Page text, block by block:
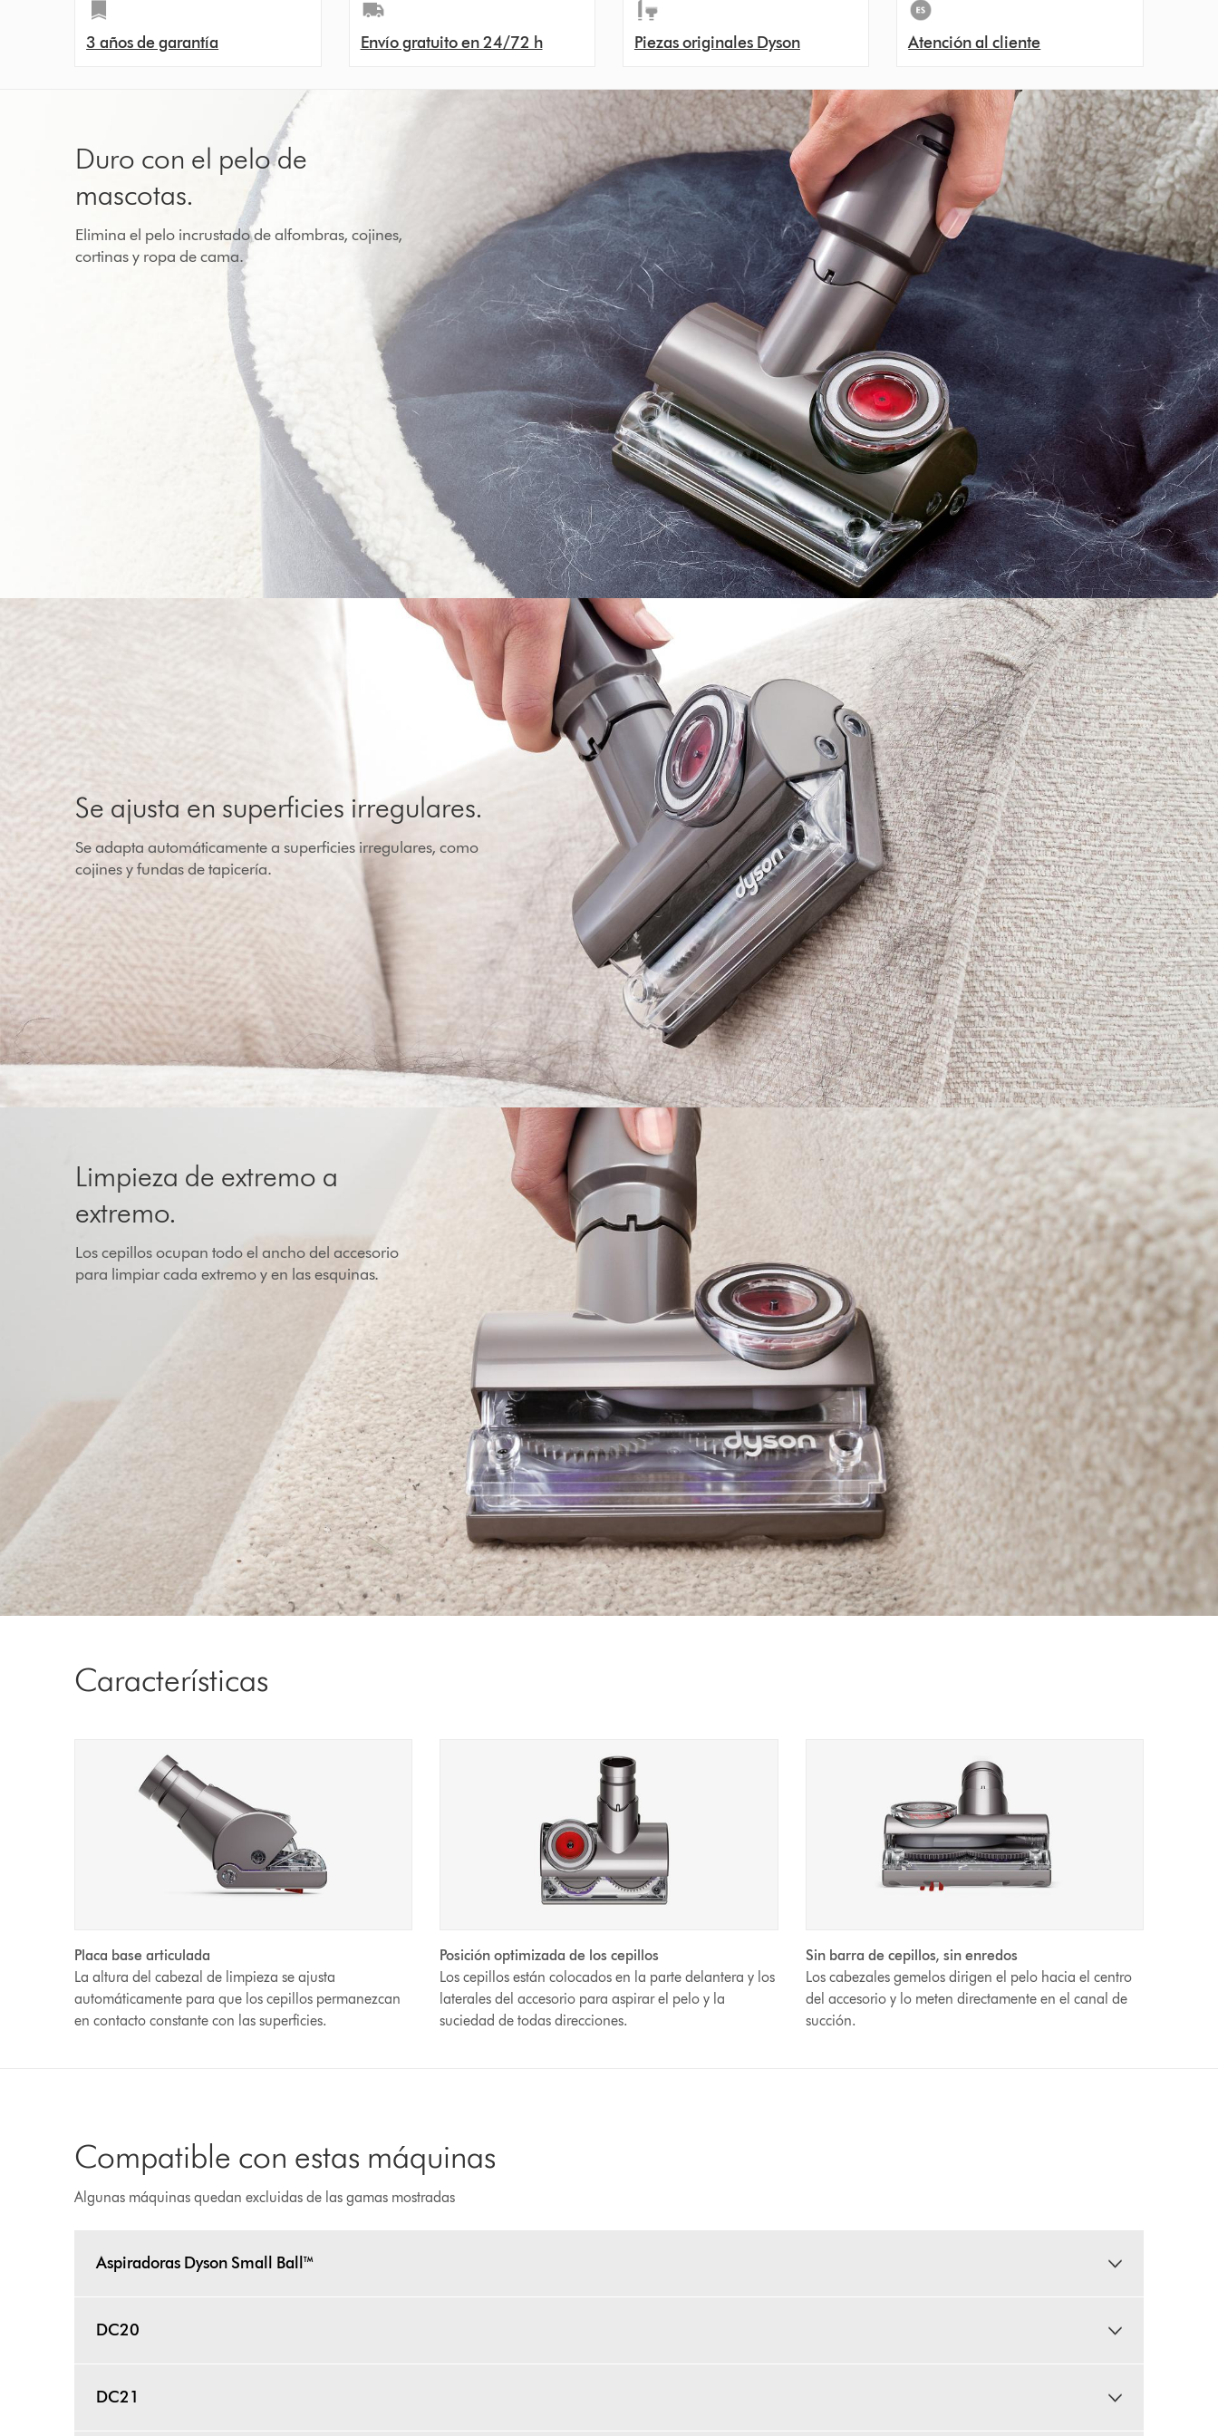
3 años de garantía Envío gratuito en 24/72 h Piezas originales Dyson Atención al cliente
Duro con el pelo de
mascotas.
Elimina el pelo incrustado de alfombras, cojines,
cortinas y ropa de cama.
Se ajusta en superficies irregulares.
Se adapta automáticamente a superficies irregulares, como
cojines y fundas de tapicería.
Limpieza de extremo a
extremo.
Los cepillos ocupan todo el ancho del accesorio
para limpiar cada extremo y en las esquinas.
Características
Placa base articulada
La altura del cabezal de limpieza se ajusta
automáticamente para que los cepillos permanezcan
en contacto constante con las superficies.
Posición optimizada de los cepillos
Los cepillos están colocados en la parte delantera y los
laterales del accesorio para aspirar el pelo y la
suciedad de todas direcciones.
Sin barra de cepillos, sin enredos
Los cabezales gemelos dirigen el pelo hacia el centro
del accesorio y lo meten directamente en el canal de
succión.
Compatible con estas máquinas
Algunas máquinas quedan excluidas de las gamas mostradas
Aspiradoras Dyson Small Ball™
DC20
DC21